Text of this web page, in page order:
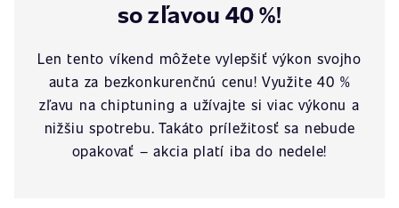
so zľavou 40 %!
Len tento víkend môžete vylepšiť výkon svojho
auta za bezkonkurenčnú cenu! Využite 40 %
zľavu na chiptuning a užívajte si viac výkonu a
nižšiu spotrebu. Takáto príležitosť sa nebude
opakovať – akcia platí iba do nedele!